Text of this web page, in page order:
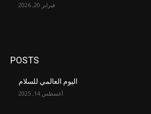
فبراير 20, 2026
POSTS
اليوم العالمي للسلام
أغسطس 14, 2025